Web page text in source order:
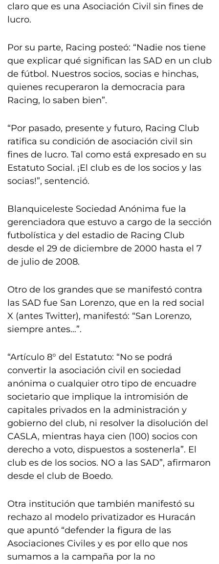
claro que es una Asociación Civil sin fines de
lucro.
Por su parte, Racing posteó: “Nadie nos tiene
que explicar qué significan las SAD en un club
de fútbol. Nuestros socios, socias e hinchas,
quienes recuperaron la democracia para
Racing, lo saben bien”.
“Por pasado, presente y futuro, Racing Club
ratifica su condición de asociación civil sin
fines de lucro. Tal como está expresado en su
Estatuto Social. ¡El club es de los socios y las
socias!”, sentenció.
Blanquiceleste Sociedad Anónima fue la
gerenciadora que estuvo a cargo de la sección
futbolística y del estadio de Racing Club
desde el 29 de diciembre de 2000 hasta el 7
de julio de 2008.
Otro de los grandes que se manifestó contra
las SAD fue San Lorenzo, que en la red social
X (antes Twitter), manifestó: “San Lorenzo,
siempre antes…”.
“Artículo 8° del Estatuto: “No se podrá
convertir la asociación civil en sociedad
anónima o cualquier otro tipo de encuadre
societario que implique la intromisión de
capitales privados en la administración y
gobierno del club, ni resolver la disolución del
CASLA, mientras haya cien (100) socios con
derecho a voto, dispuestos a sostenerla”. El
club es de los socios. NO a las SAD”, afirmaron
desde el club de Boedo.
Otra institución que también manifestó su
rechazo al modelo privatizador es Huracán
que apuntó “defender la figura de las
Asociaciones Civiles y es por ello que nos
sumamos a la campaña por la no